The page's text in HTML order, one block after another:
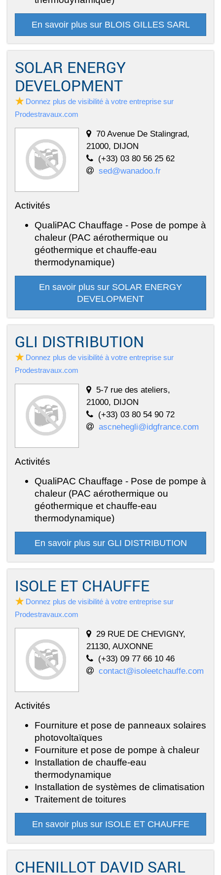
En savoir plus sur BLOIS GILLES SARL
SOLAR ENERGY
DEVELOPMENT
Donnez plus de visibilité à votre entreprise sur
Prodestravaux.com
70 Avenue De Stalingrad,
21000, DIJON
(+33) 03 80 56 25 62
sed@wanadoo.fr
Activités
QualiPAC Chauffage - Pose de pompe à
chaleur (PAC aérothermique ou
géothermique et chauffe-eau
thermodynamique)
En savoir plus sur SOLAR ENERGY
DEVELOPMENT
GLI DISTRIBUTION
Donnez plus de visibilité à votre entreprise sur
Prodestravaux.com
5-7 rue des ateliers,
21000, DIJON
(+33) 03 80 54 90 72
ascnehegli@idgfrance.com
Activités
QualiPAC Chauffage - Pose de pompe à
chaleur (PAC aérothermique ou
géothermique et chauffe-eau
thermodynamique)
En savoir plus sur GLI DISTRIBUTION
ISOLE ET CHAUFFE
Donnez plus de visibilité à votre entreprise sur
Prodestravaux.com
29 RUE DE CHEVIGNY,
21130, AUXONNE
(+33) 09 77 66 10 46
contact@isoleetchauffe.com
Activités
Fourniture et pose de panneaux solaires
photovoltaïques
Fourniture et pose de pompe à chaleur
Installation de chauffe-eau
thermodynamique
Installation de systèmes de climatisation
Traitement de toitures
En savoir plus sur ISOLE ET CHAUFFE
CHENILLOT DAVID SARL